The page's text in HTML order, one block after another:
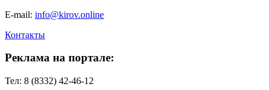
E-mail: info@kirov.online
Контакты
Реклама на портале:
Тел: 8 (8332) 42-46-12